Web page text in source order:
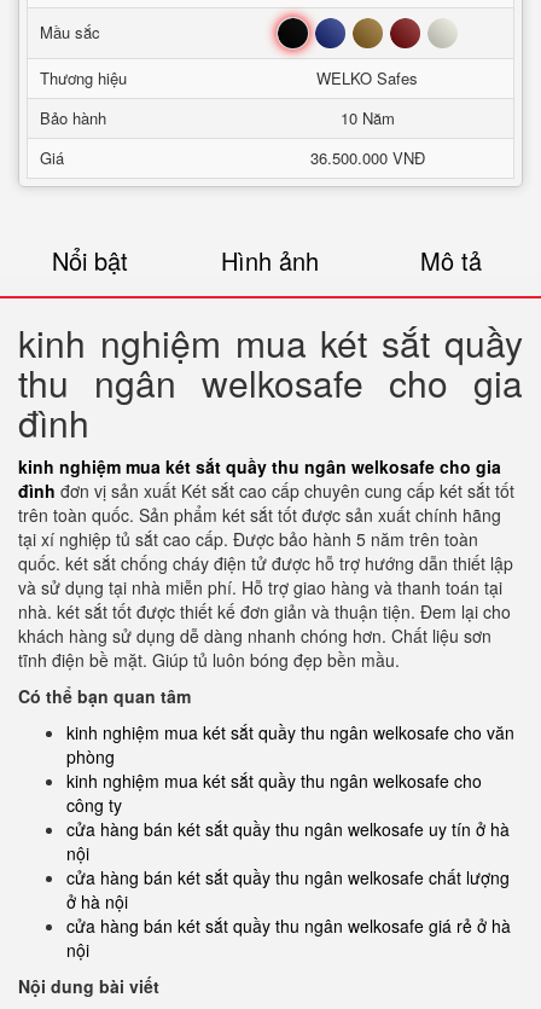
Mầu sắc
Đen Xanh Nâu Đỏ Trắng
Thương hiệu
WELKO Safes
Bảo hành
10 Năm
Giá
36.500.000 VNĐ
Nổi bật Hình ảnh Mô tả
kinh nghiệm mua két sắt quầy
thu ngân welkosafe cho gia
đình
kinh nghiệm mua két sắt quầy thu ngân welkosafe cho gia
đình đơn vị sản xuất Két sắt cao cấp chuyên cung cấp két sắt tốt
trên toàn quốc. Sản phẩm két sắt tốt được sản xuất chính hãng
tại xí nghiệp tủ sắt cao cấp. Được bảo hành 5 năm trên toàn
quốc. két sắt chống cháy điện tử được hỗ trợ hướng dẫn thiết lập
và sử dụng tại nhà miễn phí. Hỗ trợ giao hàng và thanh toán tại
nhà. két sắt tốt được thiết kế đơn giản và thuận tiện. Đem lại cho
khách hàng sử dụng dễ dàng nhanh chóng hơn. Chất liệu sơn
tĩnh điện bề mặt. Giúp tủ luôn bóng đẹp bền mầu.
Có thể bạn quan tâm
kinh nghiệm mua két sắt quầy thu ngân welkosafe cho văn
phòng
kinh nghiệm mua két sắt quầy thu ngân welkosafe cho
công ty
cửa hàng bán két sắt quầy thu ngân welkosafe uy tín ở hà
nội
cửa hàng bán két sắt quầy thu ngân welkosafe chất lượng
ở hà nội
cửa hàng bán két sắt quầy thu ngân welkosafe giá rẻ ở hà
nội
Nội dung bài viết